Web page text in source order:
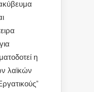
η
λαϊκών